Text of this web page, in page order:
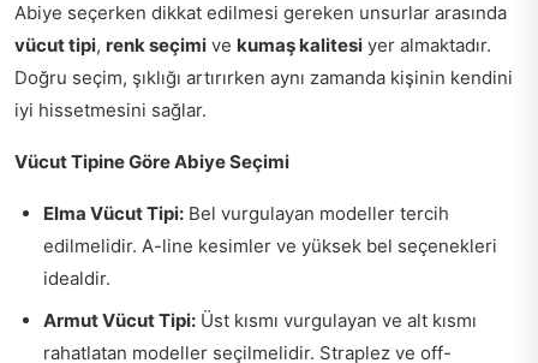
Abiye seçerken dikkat edilmesi gereken unsurlar arasında
vücut tipi, renk seçimi ve kumaş kalitesi yer almaktadır.
Doğru seçim, şıklığı artırırken aynı zamanda kişinin kendini
iyi hissetmesini sağlar.
Vücut Tipine Göre Abiye Seçimi
Elma Vücut Tipi: Bel vurgulayan modeller tercih
edilmelidir. A-line kesimler ve yüksek bel seçenekleri
idealdir.
Armut Vücut Tipi: Üst kısmı vurgulayan ve alt kısmı
rahatlatan modeller seçilmelidir. Straplez ve off-